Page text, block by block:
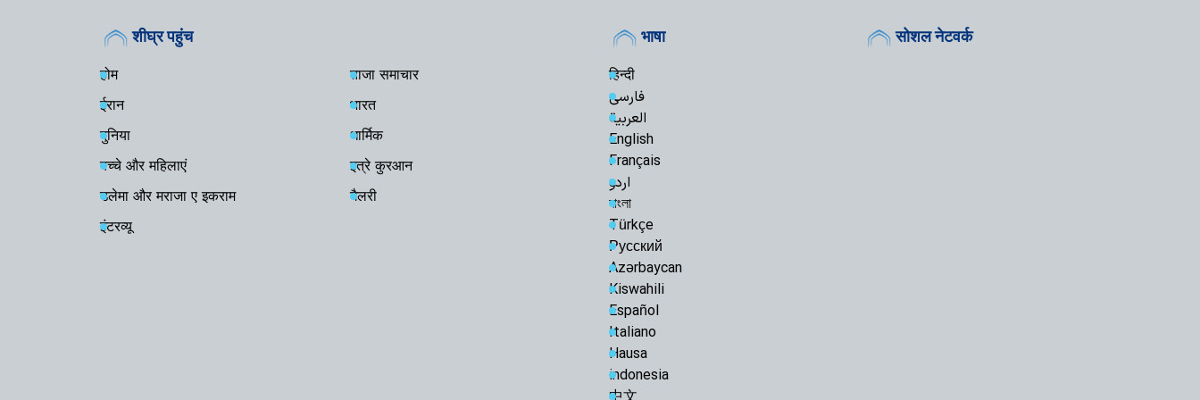
शीघ्र पहुंच
होम
ताजा समाचार
ईरान
भारत
दुनिया
धार्मिक
बच्चे और महिलाएं
इत्रे कुरआन
उलेमा और मराजा ए इकराम
गैलरी
इंटरव्यू
भाषा
हिन्दी
فارسی
العربية
English
Français
اردو
বাংলা
Türkçe
Русский
Azərbaycan
Kiswahili
Español
Italiano
Hausa
indonesia
सोशल नेटवर्क